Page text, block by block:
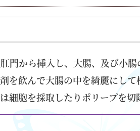
から挿入し、大腸、及び小腸
飲んで大腸の中を綺麗にして
胞を採取したりポリープを切